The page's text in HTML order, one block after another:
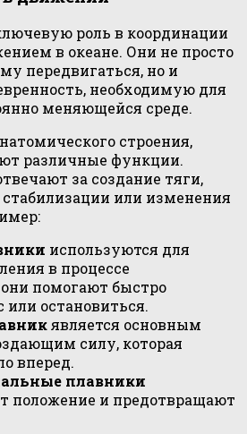
роль в координации
в океане. Они не просто
передвигаться, но и
необходимую для
меняющейся среде.
строения,
различные функции.
за создание тяги,
или изменения
используются для
в процессе
помогают быстро
остановиться.
является основным
силу, которая
вперед.
плавники
положение и предотвращают